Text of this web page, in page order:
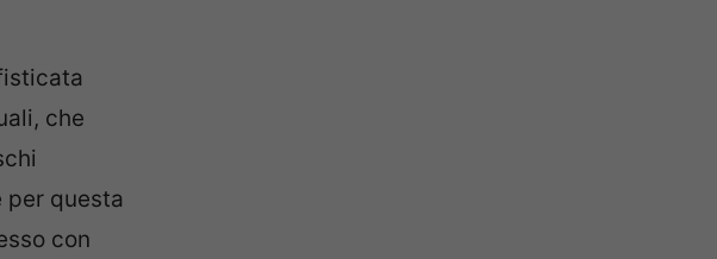
che
questa
con